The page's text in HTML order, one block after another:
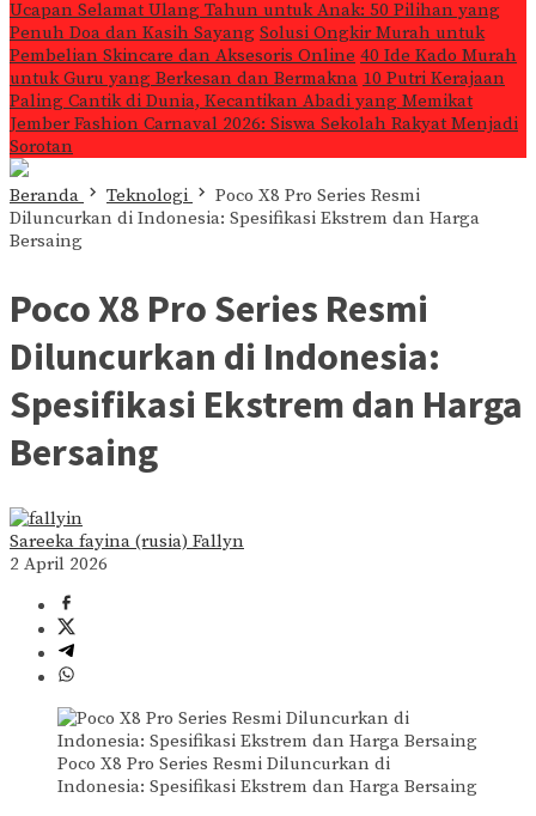
Ucapan Selamat Ulang Tahun untuk Anak: 50 Pilihan yang
Penuh Doa dan Kasih Sayang Solusi Ongkir Murah untuk
Pembelian Skincare dan Aksesoris Online 40 Ide Kado Murah
untuk Guru yang Berkesan dan Bermakna 10 Putri Kerajaan
Paling Cantik di Dunia, Kecantikan Abadi yang Memikat
Jember Fashion Carnaval 2026: Siswa Sekolah Rakyat Menjadi
Sorotan
Beranda Teknologi
Poco X8 Pro Series Resmi
Diluncurkan di Indonesia: Spesifikasi Ekstrem dan Harga
Bersaing
Poco X8 Pro Series Resmi
Diluncurkan di Indonesia:
Spesifikasi Ekstrem dan Harga
Bersaing
Sareeka fayina (rusia) Fallyn
2 April 2026
Poco X8 Pro Series Resmi Diluncurkan di
Indonesia: Spesifikasi Ekstrem dan Harga Bersaing